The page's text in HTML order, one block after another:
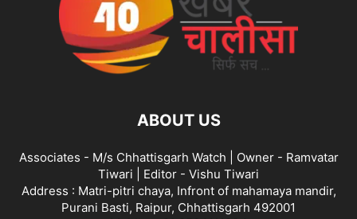
ABOUT US
Associates - M/s Chhattisgarh Watch | Owner - Ramvatar
Tiwari | Editor - Vishu Tiwari
Address : Matri-pitri chaya, Infront of mahamaya mandir,
Purani Basti, Raipur, Chhattisgarh 492001